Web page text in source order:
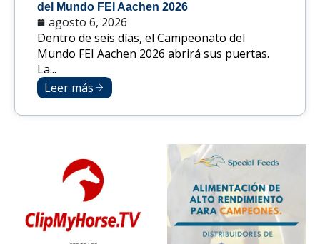
del Mundo FEI Aachen 2026
agosto 6, 2026
Dentro de seis días, el Campeonato del
Mundo FEI Aachen 2026 abrirá sus puertas.
La...
Leer más